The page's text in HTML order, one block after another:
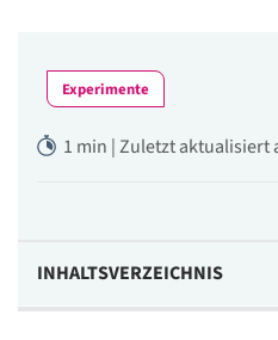
Experimente
1 min | Zuletzt aktualisiert
INHALTSVERZEICHNIS